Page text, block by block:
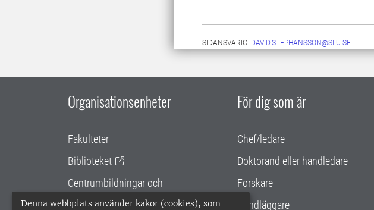
Denna webbplats använder kakor (cookies), som
SIDANSVARIG: DAVID.STEPHANSSON@SLU.SE
Organisationsenheter
Fakulteter
Biblioteket
Centrumbildningar och
samarbetsprojekt
För dig som är
Chef/ledare
Doktorand eller handledare
Forskare
Handläggare